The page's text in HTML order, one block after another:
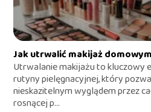
Jak utrwalić makijaż
Utrwalanie makijażu to kluczowy
rutyny pielęgnacyjnej, który
nieskazitelnym wyglądem przez
rosnącej p...